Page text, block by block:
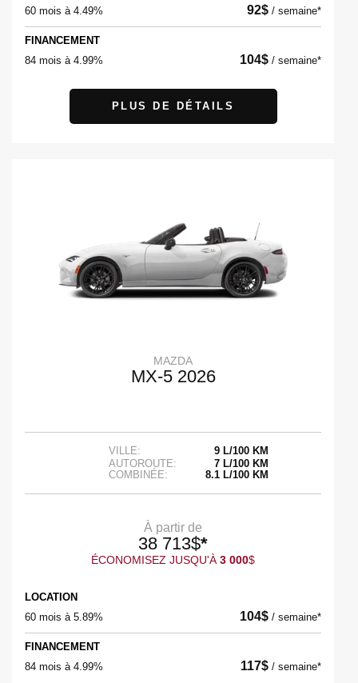
60 mois à 4.49% 92$ / semaine*
FINANCEMENT
84 mois à 4.99%
104$ / semaine*
PLUS DE DÉTAILS
MAZDA
MX-5 2026
VILLE:
9 L/100 KM
AUTOROUTE:
7 L/100 KM
COMBINÉE:
8.1 L/100 KM
À partir de
38 713$*
ÉCONOMISEZ JUSQU'À 3 000$
LOCATION
60 mois à 5.89%
104$ / semaine*
FINANCEMENT
84 mois à 4.99%
117$ / semaine*